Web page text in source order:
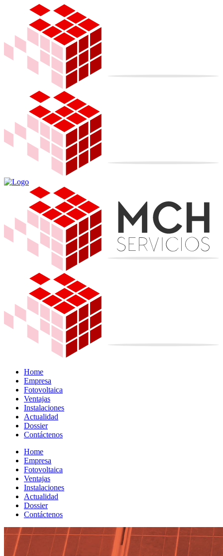
Home
Empresa
Fotovoltaica
Ventajas
Instalaciones
Actualidad
Dossier
Contáctenos
Home
Empresa
Fotovoltaica
Ventajas
Instalaciones
Actualidad
Dossier
Contáctenos